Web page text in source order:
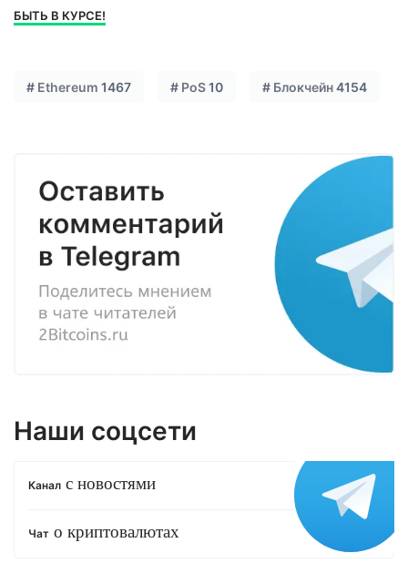
БЫТЬ В КУРСЕ!
# Ethereum 1467 # PoS10 # Блокчейн4154
Наши соцсети
Канал с новостями
Чат о криптовалютах